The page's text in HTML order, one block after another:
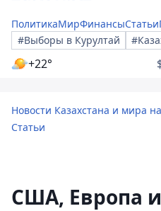
ПолитикаМирФинансыСтатьи
#Выборы в Курултай
+22°
Новости Казахстана и мира
Статьи
США, Европа